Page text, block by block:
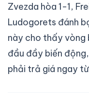
Zvezda hòa 1-1,
Ludogorets đánh
này cho thấy vòng
đầu đầy biến
phải trả giá ngay